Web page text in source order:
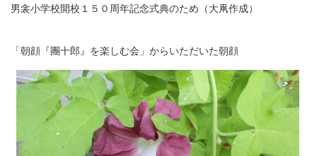
男衾小学校開校１５０周年記念式典のため（大凧作成）
「朝顔『團十郎』を楽しむ会」からいただいた朝顔